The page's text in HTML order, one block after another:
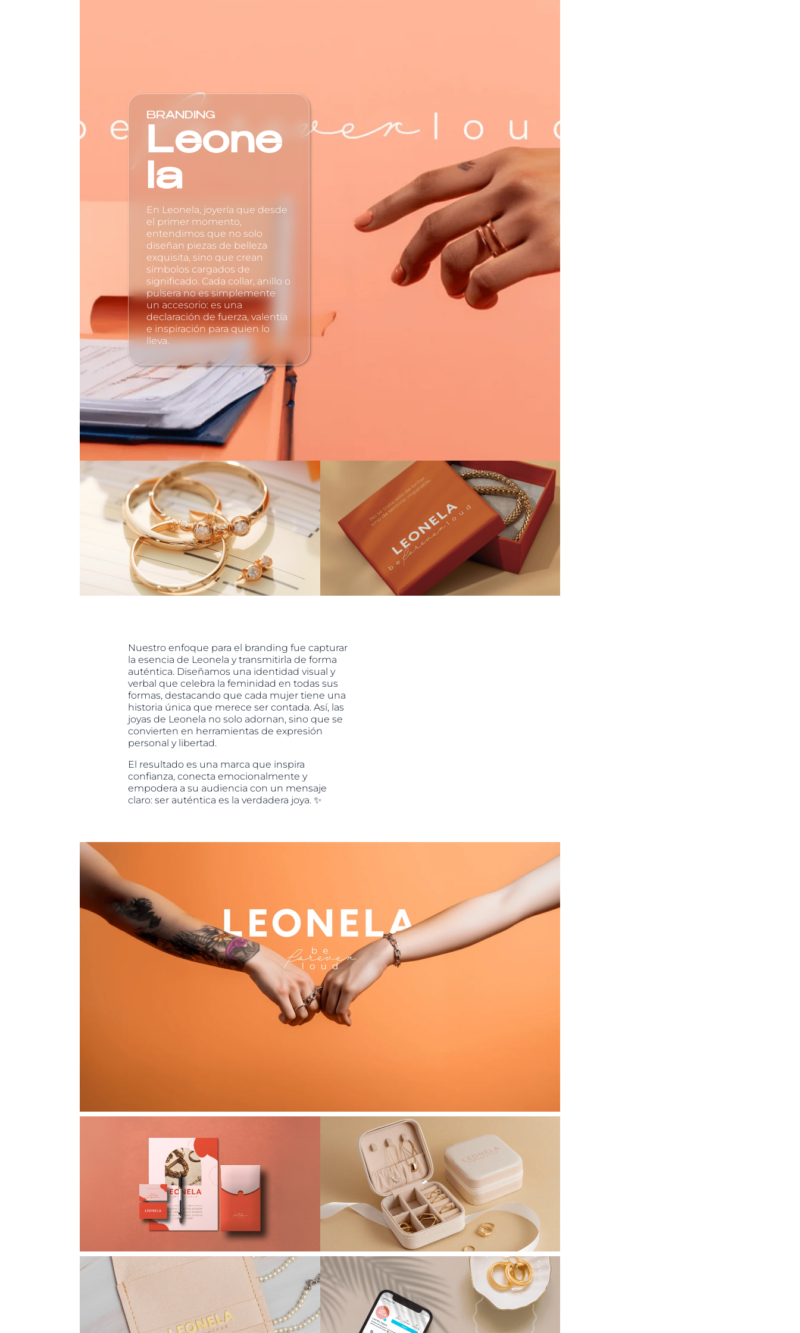
BRANDING
Leone
la
En Leonela, joyería que desde
el primer momento,
entendimos que no solo
diseñan piezas de belleza
exquisita, sino que crean
símbolos cargados de
significado. Cada collar, anillo o
pulsera no es simplemente
un accesorio: es una
declaración de fuerza, valentía
e inspiración para quien lo
lleva.
Nuestro enfoque para el branding fue capturar
la esencia de Leonela y transmitirla de forma
auténtica. Diseñamos una identidad visual y
verbal que celebra la feminidad en todas sus
formas, destacando que cada mujer tiene una
historia única que merece ser contada. Así, las
joyas de Leonela no solo adornan, sino que se
convierten en herramientas de expresión
personal y libertad.
El resultado es una marca que inspira
confianza, conecta emocionalmente y
empodera a su audiencia con un mensaje
claro: ser auténtica es la verdadera joya. ✨